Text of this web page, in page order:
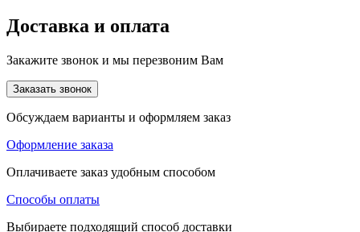
Доставка и оплата
Закажите звонок и мы перезвоним Вам
Заказать звонок
Обсуждаем варианты и оформляем заказ
Оформление заказа
Оплачиваете заказ удобным способом
Способы оплаты
Выбираете подходящий способ доставки